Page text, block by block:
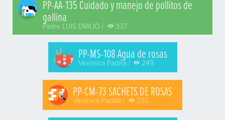
PP-AA-135 Cuidado y manejo de pollitos de
gallina
Padre LUIS EMILIO | 337
PP-MS-108 Agua de rosas
Verónica Padilla | 249
PP-CM-73 SACHETS DE ROSAS
Verónica Padilla | 293